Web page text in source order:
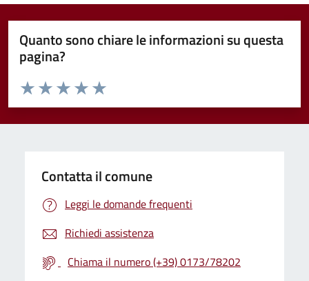
Quanto sono chiare le informazioni su questa
pagina?
Valuta da 1 a 5 stelle la pagina
Valuta 5 stelle su 5
Valuta 4 stelle su 5
Valuta 3 stelle su 5
Valuta 2 stelle su 5
Valuta 1 stelle su 5
Contatta il comune
Leggi le domande frequenti
Richiedi assistenza
Chiama il numero (+39) 0173/78202